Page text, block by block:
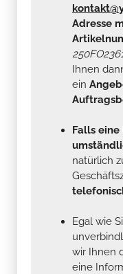
Adresse
Ihnen
ein
Falls
natürlich
Egal wie
wir Ihnen
eine